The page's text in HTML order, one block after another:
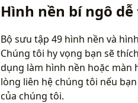
Hình nền bí ngô
Bộ sưu tập 49 hình nền và
Chúng tôi hy vọng bạn sẽ
dụng làm hình nền hoặc màn
lòng liên hệ chúng tôi nếu
của chúng tôi.